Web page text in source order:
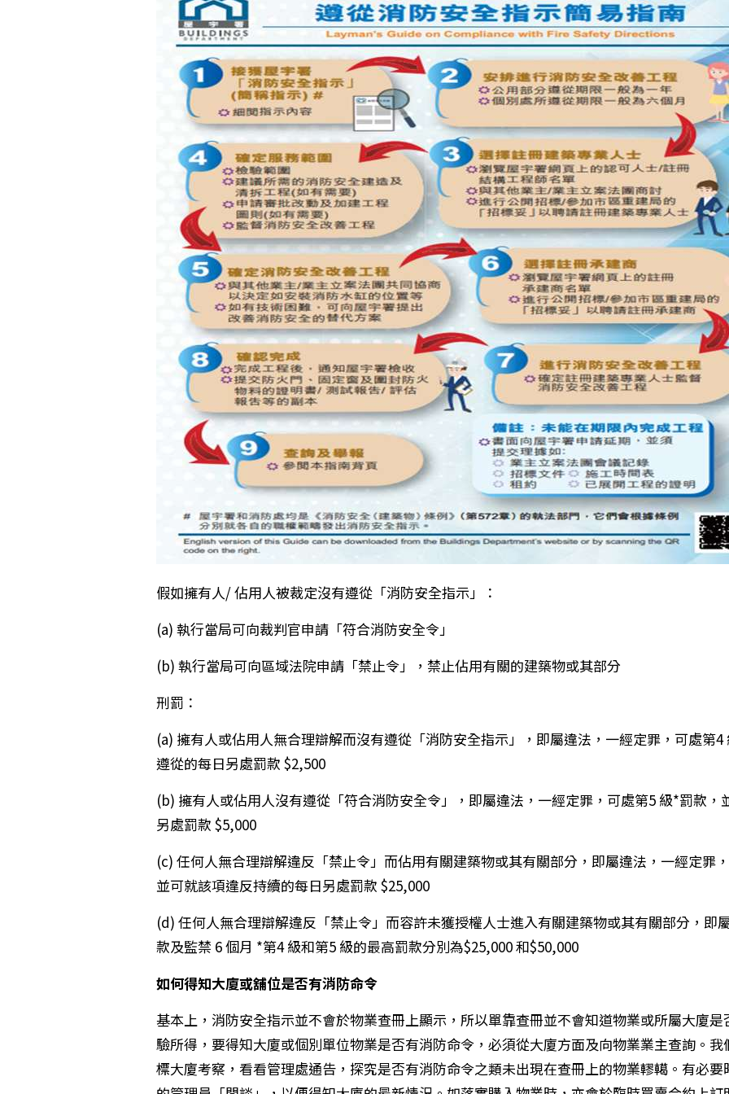
假如擁有人/ 佔用人被裁定沒有遵從「消防安全指示」：
(a) 執行當局可向裁判官申請「符合消防安全令」
(b) 執行當局可向區域法院申請「禁止令」，禁止佔用有關的建築物或其部分
刑罰：
(a) 擁有人或佔用人無合理辯解而沒有遵從「消防安全指示」，即屬違法，一經定罪，可處第
遵從的每日另處罰款 $2,500
(b) 擁有人或佔用人沒有遵從「符合消防安全令」，即屬違法，一經定罪，可處第5 級*罰款
另處罰款 $5,000
(c) 任何人無合理辯解違反「禁止令」而佔用有關建築物或其有關部分，即屬違法，一經定罪
並可就該項違反持續的每日另處罰款 $25,000
(d) 任何人無合理辯解違反「禁止令」而容許未獲授權人士進入有關建築物或其有關部分，即
款及監禁 6 個月 *第4 級和第5 級的最高罰款分別為$25,000 和$50,000
如何得知大廈或舖位是否有消防命令
基本上，消防安全指示並不會於物業查冊上顯示，所以單靠查冊並不會知道物業或所屬大廈
驗所得，要得知大廈或個別單位物業是否有消防命令，必須從大廈方面及向物業業主查詢。
標大廈考察，看看管理處通告，探究是否有消防命令之類未出現在查冊上的物業轇轕。有必